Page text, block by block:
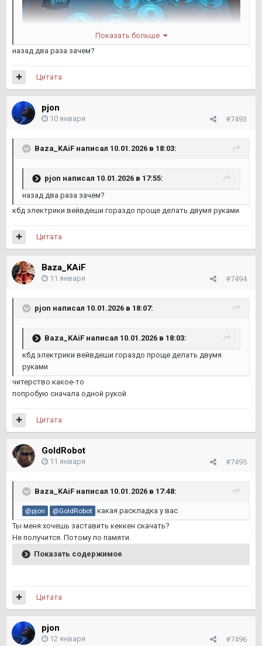
нижнюю например
Показать больше
назад два раза зачем?
Цитата
pjon
#7493
10 января
Baza_KAiF написал 10.01.2026 в 18:03:
pjon написал 10.01.2026 в 17:55:
назад два раза зачем?
кбд электрики вейвдеши гораздо проще делать двумя руками
Цитата
Baza_KAiF
#7494
11 января
pjon написал 10.01.2026 в 18:07:
Baza_KAiF написал 10.01.2026 в 18:03:
кбд электрики вейвдеши гораздо проще делать двумя
руками
читерство какое-то
попробую сначала одной рукой
Цитата
GoldRobot
#7495
11 января
Baza_KAiF написал 10.01.2026 в 17:48:
@pjon @GoldRobot
какая раскладка у вас
Ты меня хочешь заставить кеккен скачать?
Не получится. Потому по памяти.
Показать содержимое
Цитата
pjon
#7496
12 января